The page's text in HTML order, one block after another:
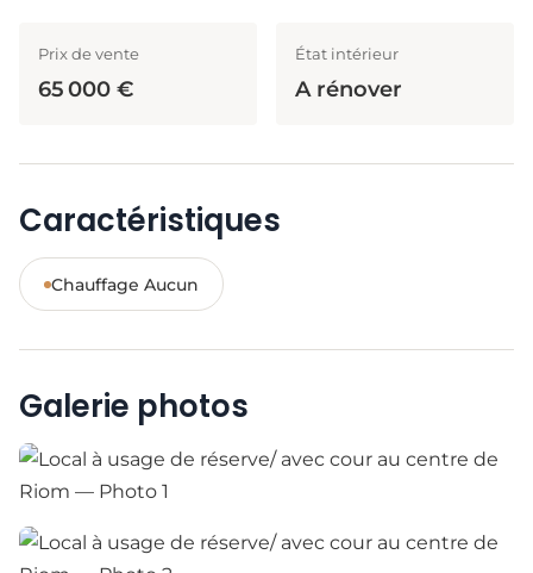
Prix de vente
65 000 €
État intérieur
A rénover
Caractéristiques
Chauffage Aucun
Galerie photos